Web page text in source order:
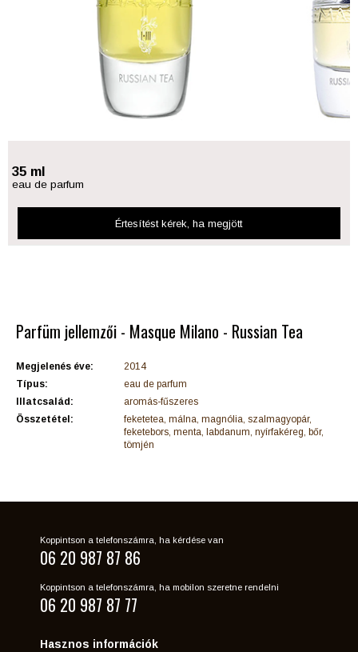
35 ml
eau de parfum
Értesítést kérek, ha megjött
Parfüm jellemzői - Masque Milano - Russian Tea
Megjelenés éve:
2014
Típus:
eau de parfum
Illatcsalád:
aromás-fűszeres
Összetétel:
feketetea, málna, magnólia, szalmagyopár,
feketebors, menta, labdanum, nyírfakéreg, bőr,
tömjén
Koppintson a telefonszámra, ha kérdése van
06 20 987 87 86
Koppintson a telefonszámra, ha mobilon szeretne rendelni
06 20 987 87 77
Hasznos információk